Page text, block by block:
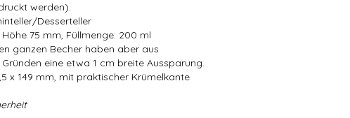
werden).
Desserteller
75 mm, Füllmenge: 200 ml
ganzen Becher haben aber aus
eine etwa 1 cm breite Aussparung.
x 149 mm, mit praktischer Krümelkante